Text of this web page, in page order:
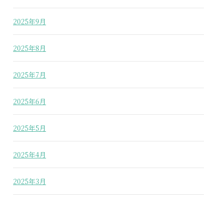
2025年9月
2025年8月
2025年7月
2025年6月
2025年5月
2025年4月
2025年3月